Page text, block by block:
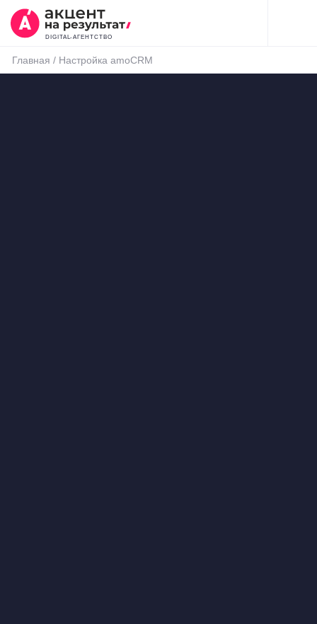
DIGITAL-АГЕНТСТВО
Главная / Настройка amoCRM